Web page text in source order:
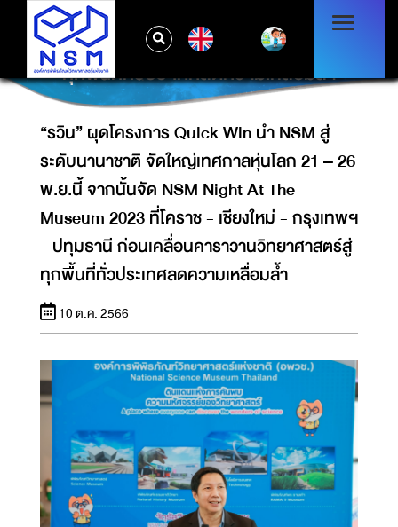
พ.ย.นี้ จากนั้นจัด NSM NIGHT AT THE
MUSEUM 2023 ที่โคราช - เชียงใหม่ - กรุงเทพฯ
- ปทุมธานี ก่อนเคลื่อนคาราวานวิทยาศาสตร์สู่
ทุกพื้นที่ทั่วประเทศลดความเหลื่อมล้ำ
“รวิน” ผุดโครงการ Quick Win นำ NSM สู่
ระดับนานาชาติ จัดใหญ่เทศกาลหุ่นโลก 21 – 26
พ.ย.นี้ จากนั้นจัด NSM Night At The
Museum 2023 ที่โคราช - เชียงใหม่ - กรุงเทพฯ
- ปทุมธานี ก่อนเคลื่อนคาราวานวิทยาศาสตร์สู่
ทุกพื้นที่ทั่วประเทศลดความเหลื่อมล้ำ
10 ต.ค. 2566